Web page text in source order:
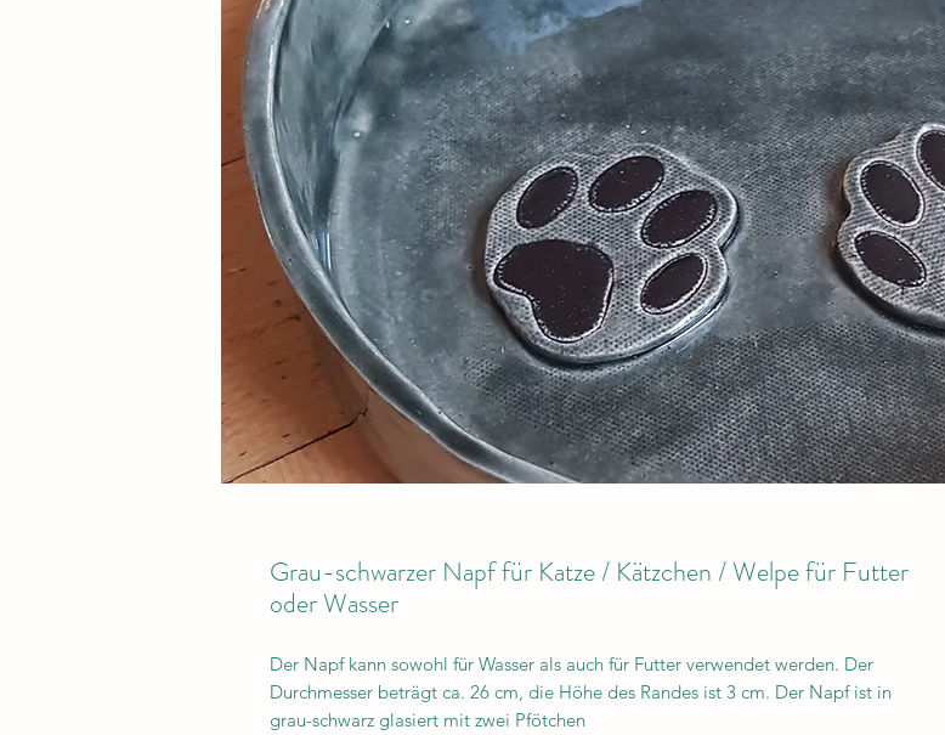
Grau-schwarzer Napf für Katze / Kätzchen / Welpe für Futter
oder Wasser
Der Napf kann sowohl für Wasser als auch für Futter verwendet werden. Der
Durchmesser beträgt ca. 26 cm, die Höhe des Randes ist 3 cm. Der Napf ist in
grau-schwarz glasiert mit zwei Pfötchen